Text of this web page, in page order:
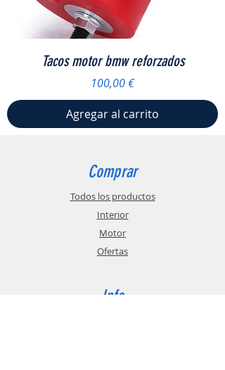
Tacos motor bmw reforzados
Precio
100,00 €
Agregar al carrito
Comprar
Todos los productos
Interior
Motor
Ofertas
Info